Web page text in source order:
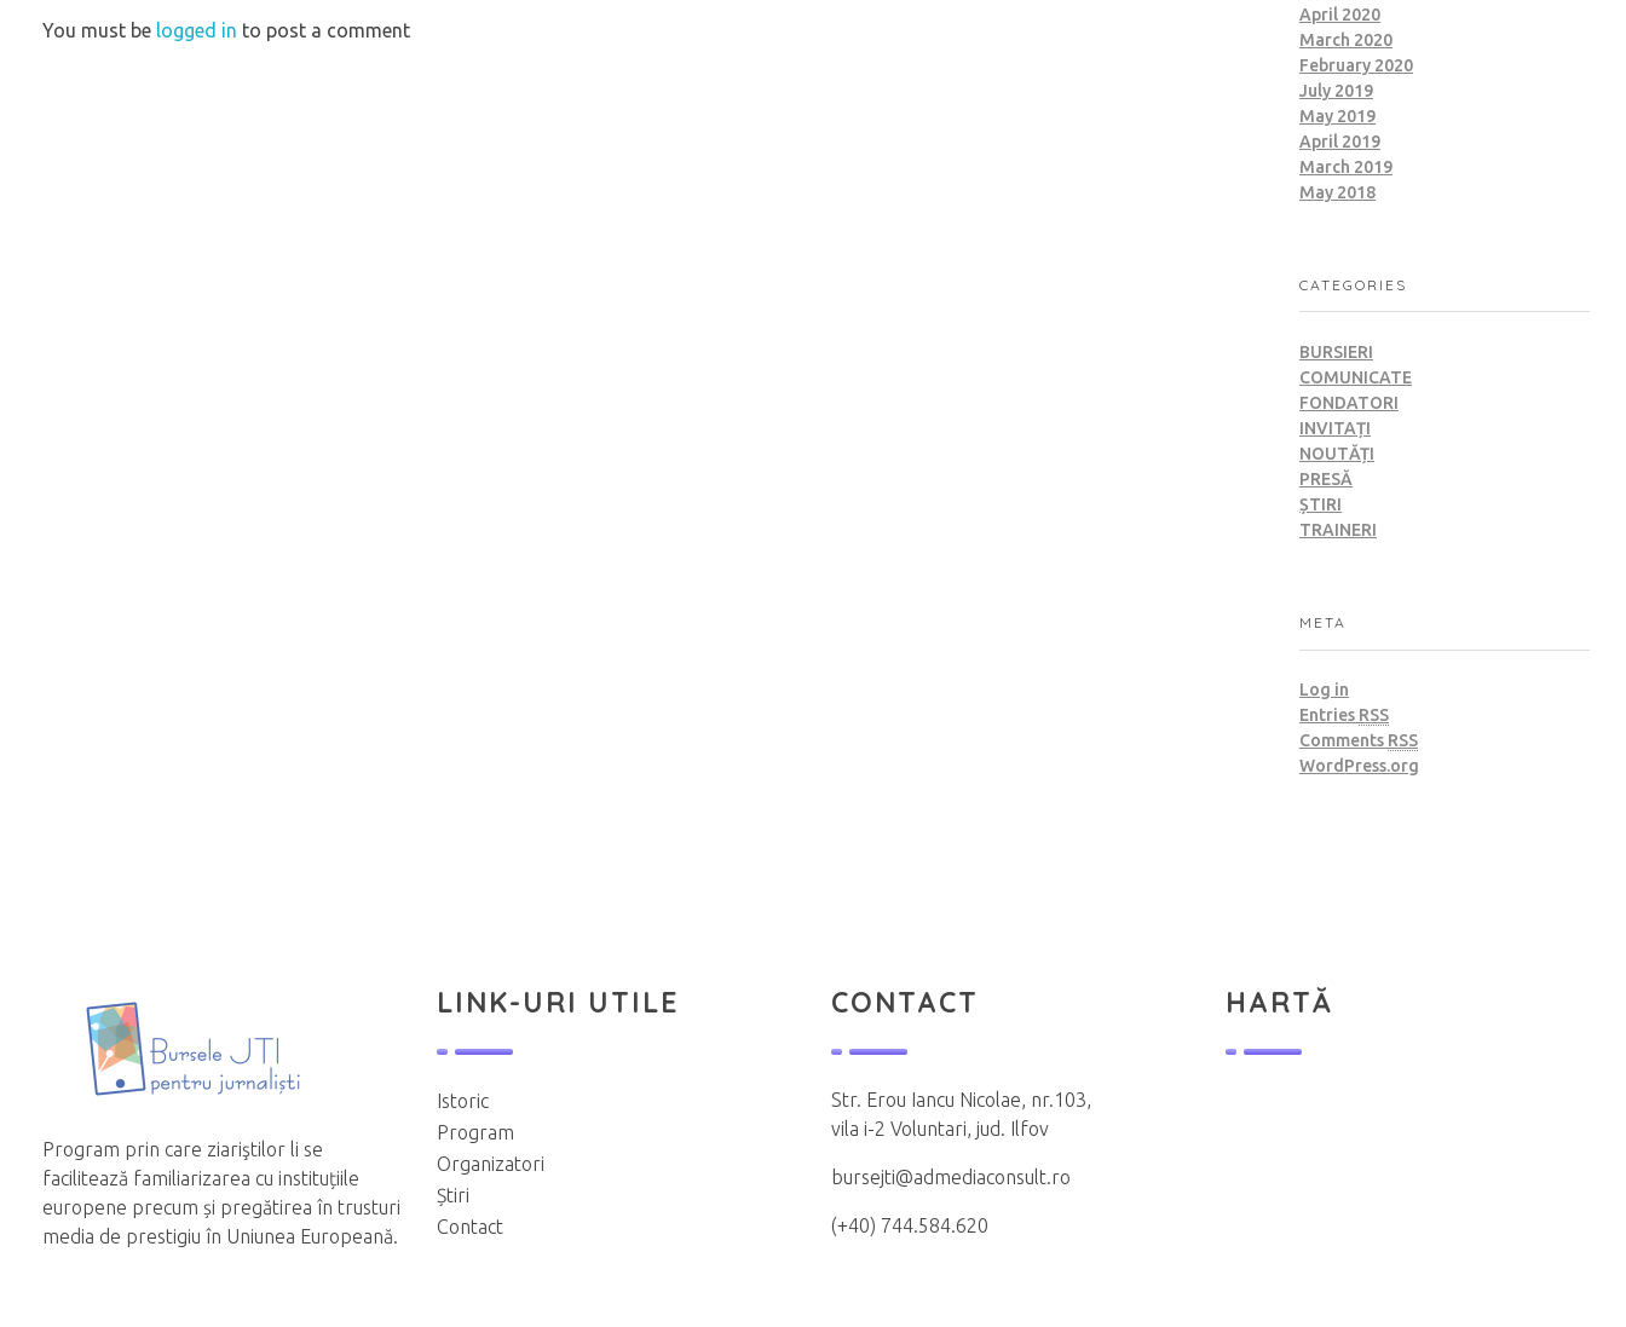
You must be logged in to post a comment
April 2020
March 2020
February 2020
July 2019
May 2019
April 2019
March 2019
May 2018
CATEGORIES
BURSIERI
COMUNICATE
FONDATORI
INVITAȚI
NOUTĂȚI
PRESĂ
ȘTIRI
TRAINERI
META
Log in
Entries RSS
Comments RSS
WordPress.org
Program prin care ziariştilor li se
facilitează familiarizarea cu instituțiile
europene precum și pregătirea în trusturi
media de prestigiu în Uniunea Europeană.
LINK-URI UTILE
Istoric
Program
Organizatori
Știri
Contact
CONTACT
Str. Erou Iancu Nicolae, nr.103,
vila i-2 Voluntari, jud. Ilfov
bursejti@admediaconsult.ro
(+40) 744.584.620
HARTĂ